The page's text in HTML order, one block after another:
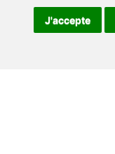
J'accepte